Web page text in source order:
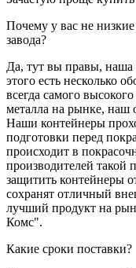
Почему у вас не
завода?
Да, тут вы правы, наша
этого есть несколько
всегда самого
металла на рынке, наш
Наши контейнеры
подготовки перед
происходит в
производителей такой
защитить контейнеры
сохранят отличный
лучший продукт на
Комс".
Какие сроки поставки?